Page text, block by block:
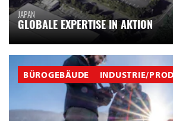
JAPAN
GLOBALE EXPERTISE IN AKTION
BÜROGEBÄUDE INDUSTRIE/